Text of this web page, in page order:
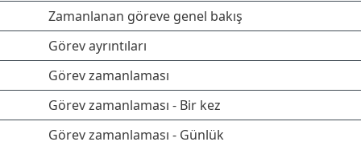
Zamanlanan göreve genel bakış
Görev ayrıntıları
Görev zamanlaması
Görev zamanlaması - Bir kez
Görev zamanlaması - Günlük